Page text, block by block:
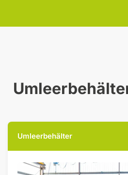
Umleerbehälter